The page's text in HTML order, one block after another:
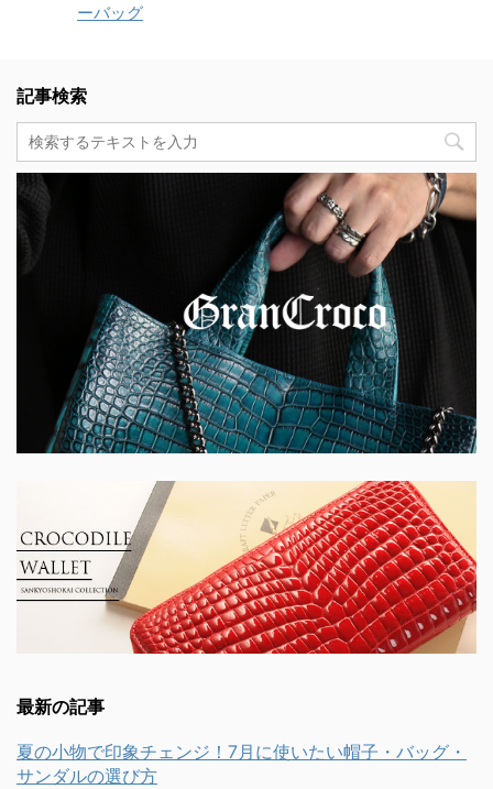
ーバッグ
記事検索
最新の記事
夏の小物で印象チェンジ！7月に使いたい帽子・バッグ・
サンダルの選び方